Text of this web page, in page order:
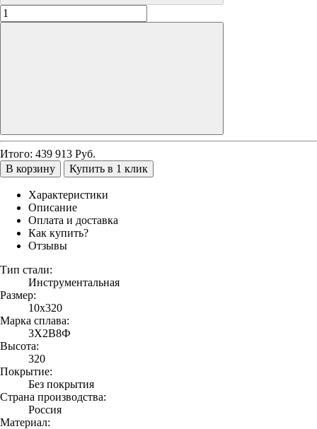
Итого: 439 913 Руб.
В корзину
Купить в 1 клик
Характеристики
Описание
Оплата и доставка
Как купить?
Отзывы
Тип стали:
Инструментальная
Размер:
10х320
Марка сплава:
3Х2В8Ф
Высота:
320
Покрытие:
Без покрытия
Страна производства:
Россия
Материал: